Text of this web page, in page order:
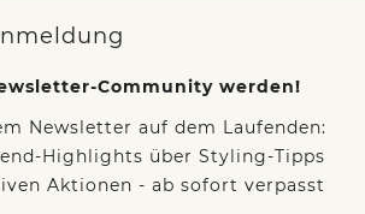
Community werden!
Newsletter auf dem Laufenden:
Highlights über Styling-Tipps
Aktionen - ab sofort verpasst